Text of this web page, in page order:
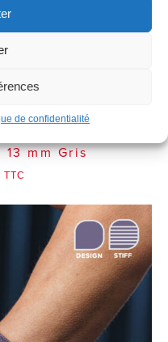
de confidentialité
mm Gris
TTC